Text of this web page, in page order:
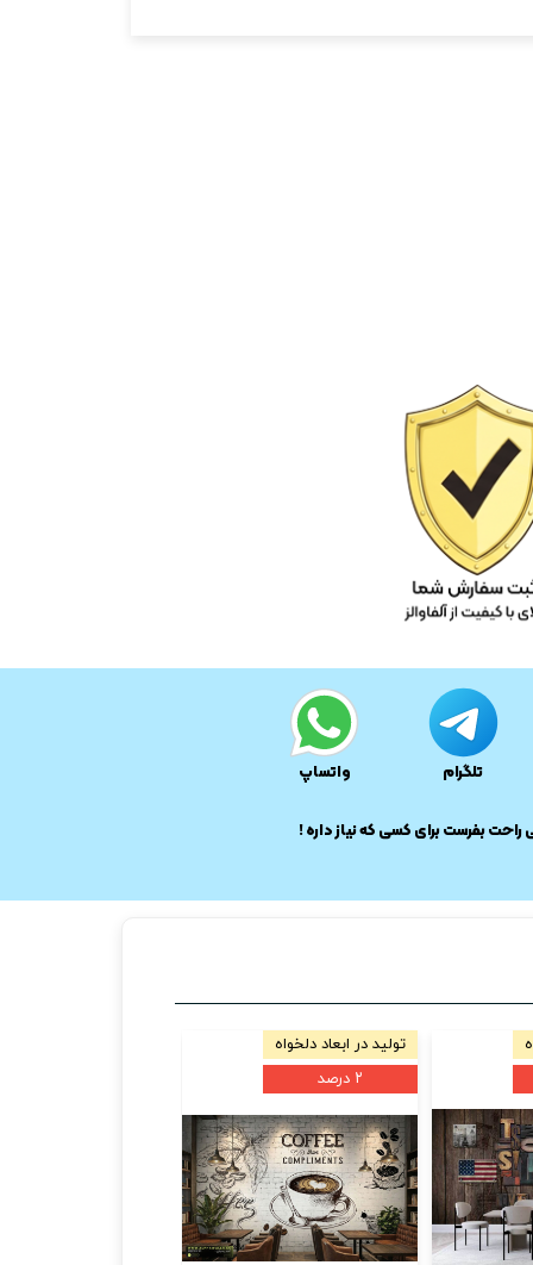
تلگرام واتساپ
راحت بفرست برای کسی که نیاز داره !
تولید در ابعاد دلخواه
۲ درصد